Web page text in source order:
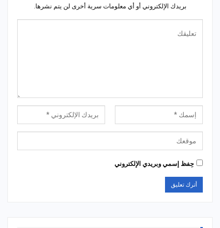
بريدك الإلكتروني أو أي معلومات سرية أخرى لن يتم نشرها.
حِفظ إسمي وبريدي الإلكتروني